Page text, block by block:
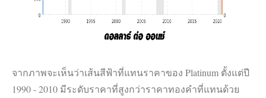
จากภาพจะเห็นว่าเส้นสีฟ้าที่แทนราคาของ Platinum ตั้งแต่ปี
1990 - 2010 มีระดับราคาที่สูงกว่าราคาทองคำที่แทนด้วย